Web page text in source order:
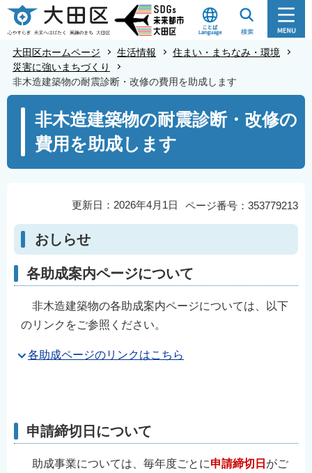
こ
の
の
大田区ホームページ 生活情報
住まい・まちなみ・環境
災害に強いまちづくり
非木造建築物の耐震診断・改修の費用を助成します
非木造建築物の耐震診断・改修の
費用を助成します
ページ番号：353779213
更新日：2026年4月1日
おしらせ
各助成案内ページについて
非木造建築物の各助成案内ページについては、以下
のリンクをご参照ください。
各助成ページのリンクはこちら
申請締切日について
助成事業については、毎年度ごとに申請締切日 がご